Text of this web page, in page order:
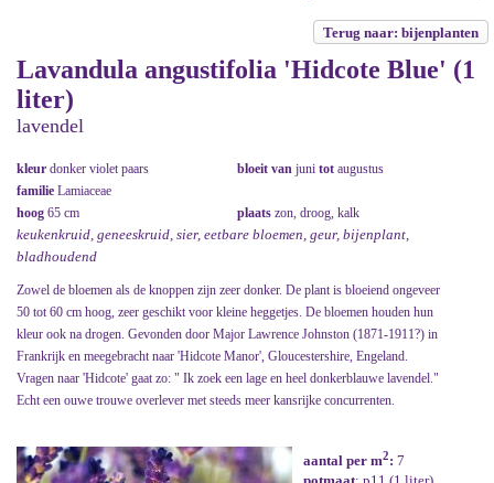
Terug naar: bijenplanten
Lavandula angustifolia 'Hidcote Blue' (1
liter)
lavendel
kleur donker violet paars bloeit van juni tot augustus
familie Lamiaceae
hoog 65 cm plaats zon, droog, kalk
keukenkruid, geneeskruid, sier, eetbare bloemen, geur, bijenplant,
bladhoudend
Zowel de bloemen als de knoppen zijn zeer donker. De plant is bloeiend ongeveer
50 tot 60 cm hoog, zeer geschikt voor kleine heggetjes. De bloemen houden hun
kleur ook na drogen. Gevonden door Major Lawrence Johnston (1871-1911?) in
Frankrijk en meegebracht naar 'Hidcote Manor', Gloucestershire, Engeland.
Vragen naar 'Hidcote' gaat zo: " Ik zoek een lage en heel donkerblauwe lavendel."
Echt een ouwe trouwe overlever met steeds meer kansrijke concurrenten.
aantal per m2: 7